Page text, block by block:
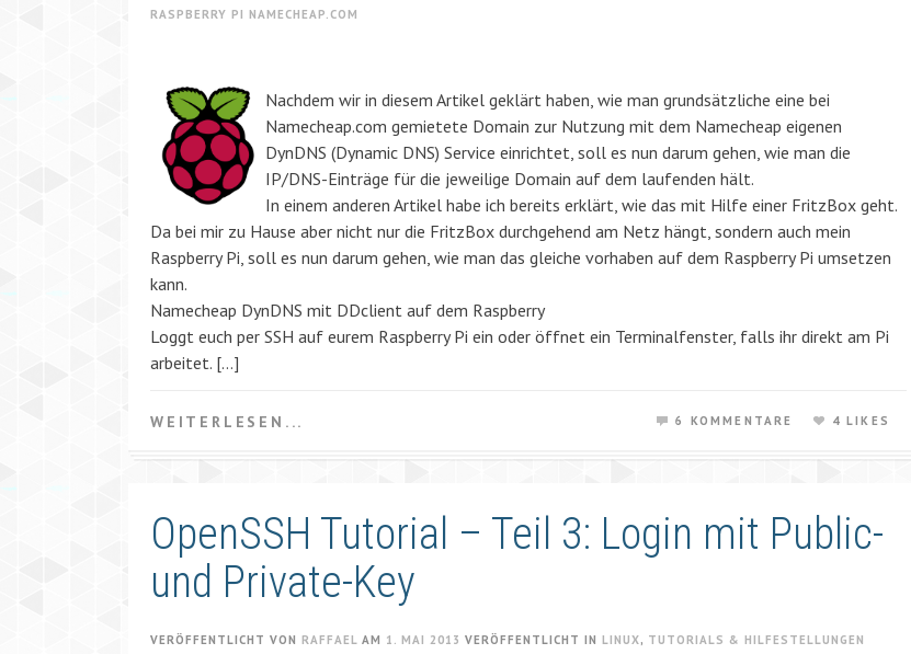
RASPBERRY PI NAMECHEAP.COM
Nachdem wir in diesem Artikel geklärt haben, wie man grundsätzliche eine bei
Namecheap.com gemietete Domain zur Nutzung mit dem Namecheap eigenen
DynDNS (Dynamic DNS) Service einrichtet, soll es nun darum gehen, wie man die
IP/DNS-Einträge für die jeweilige Domain auf dem laufenden hält.
In einem anderen Artikel habe ich bereits erklärt, wie das mit Hilfe einer FritzBox geht.
Da bei mir zu Hause aber nicht nur die FritzBox durchgehend am Netz hängt, sondern auch mein
Raspberry Pi, soll es nun darum gehen, wie man das gleiche vorhaben auf dem Raspberry Pi umsetzen
kann.
Namecheap DynDNS mit DDclient auf dem Raspberry
Loggt euch per SSH auf eurem Raspberry Pi ein oder öffnet ein Terminalfenster, falls ihr direkt am Pi
arbeitet. […]
WEITERLESEN... 6 KOMMENTARE 4 LIKES
OpenSSH Tutorial – Teil 3: Login mit Public-
und Private-Key
VERÖFFENTLICHT VON RAFFAEL AM 1. MAI 2013 VERÖFFENTLICHT IN LINUX, TUTORIALS & HILFESTELLUNGEN